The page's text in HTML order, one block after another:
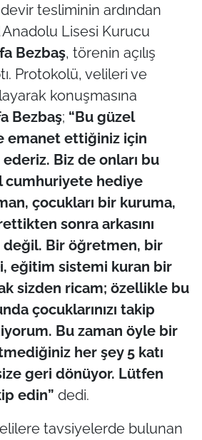
tesliminin ardından
Lisesi Kurucu
Bezbaş, törenin açılış
Protokolü, velileri ve
konuşmasına
Bezbaş; “Bu güzel
emanet ettiğiniz için
Biz de onları bu
cumhuriyete hediye
çocukları bir kuruma,
sonra arkasını
değil. Bir öğretmen, bir
eğitim sistemi kuran bir
sizden ricam; özellikle bu
çocuklarınızı takip
Bu zaman öyle bir
her şey 5 katı
geri dönüyor. Lütfen
edin” dedi.
tavsiyelerde bulunan